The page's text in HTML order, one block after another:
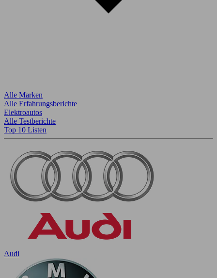
Alle Marken
Alle Erfahrungsberichte
Elektroautos
Alle Testberichte
Top 10 Listen
Audi